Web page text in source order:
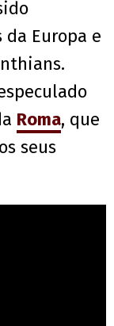
Europa e
Roma, que
seus